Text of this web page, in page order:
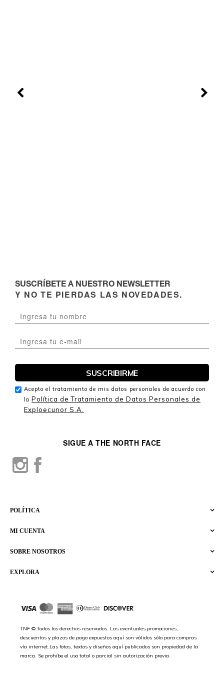
EXPLORA
SOBRE NOSOTROS
MI CUENTA
POLÍTICA
SIGUE A THE NORTH FACE
TNF © Todos los derechos reservados. Las eventuales promociones,
descuentos y plazos de pago expuestos aquí son válidos sólo para compras
vía internet.Las fotos, textos y diseños aquí publicados son propiedad de la
marca. Se prohíbe el uso total o parcial sin autorización previa.
SUSCRÍBETE A NUESTRO NEWSLETTER
Y NO TE PIERDAS LAS NOVEDADES.
Acepto el tratamiento de mis datos personales de acuerdo con
la Política de Tratamiento de Datos Personales de
Exploecunor S.A.